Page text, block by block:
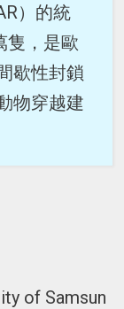
）的統
隻，是歐
歇性封鎖
物穿越建
of Samsun